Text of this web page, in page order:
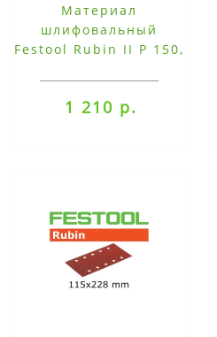
Материал
шлифовальный
Festool Rubin II P 150,
1 210 р.